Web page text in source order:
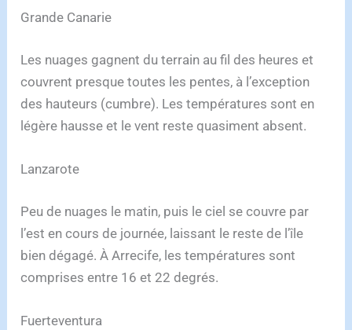
Grande Canarie
Les nuages gagnent du terrain au fil des heures et
couvrent presque toutes les pentes, à l’exception
des hauteurs (cumbre). Les températures sont en
légère hausse et le vent reste quasiment absent.
Lanzarote
Peu de nuages le matin, puis le ciel se couvre par
l’est en cours de journée, laissant le reste de l’île
bien dégagé. À Arrecife, les températures sont
comprises entre 16 et 22 degrés.
Fuerteventura